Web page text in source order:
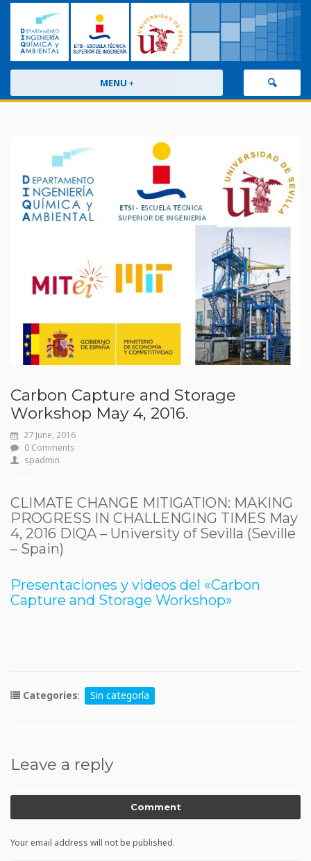
MENU +
Carbon Capture and Storage
Workshop May 4, 2016.
27 June, 2016
0 Comments
spadmin
CLIMATE CHANGE MITIGATION: MAKING
PROGRESS IN CHALLENGING TIMES May
4, 2016 DIQA – University of Sevilla (Seville
– Spain)
Presentaciones y videos del «Carbon
Capture and Storage Workshop»
Categories: Sin categoría
Leave a reply
Comment
Your email address will not be published.